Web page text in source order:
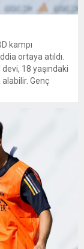
kampı
ortaya atıldı.
18 yaşındaki
alabilir. Genç